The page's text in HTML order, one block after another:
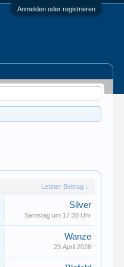
Anmelden oder registrieren
Letzter Beitrag ↓
Silver
Samstag um 17:38 Uhr
Wanze
29.April.2026